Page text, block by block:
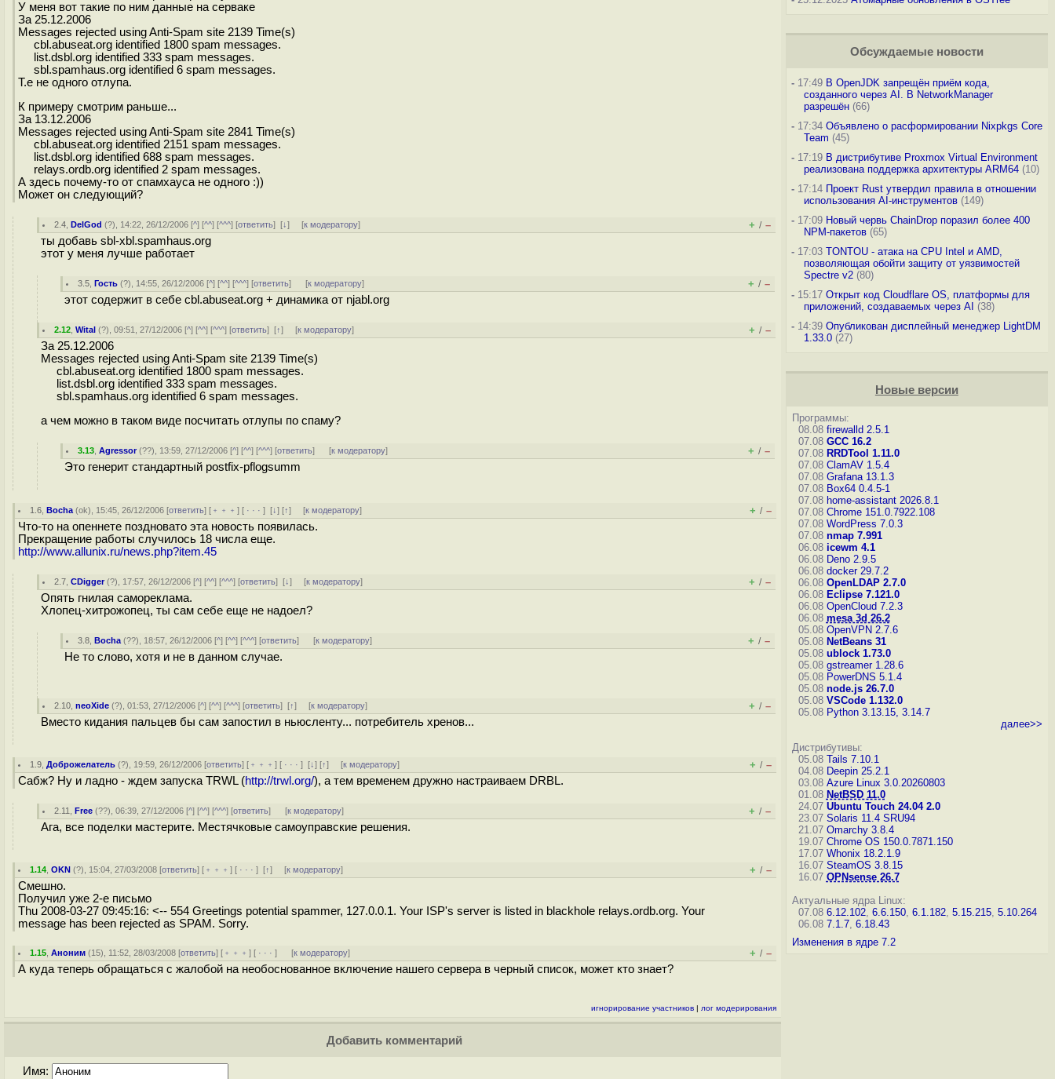
У меня вот такие по ним данные на серваке
За 25.12.2006
Messages rejected using Anti-Spam site 2139 Time(s)
cbl.abuseat.org identified 1800 spam messages.
list.dsbl.org identified 333 spam messages.
sbl.spamhaus.org identified 6 spam messages.
Т.е не одного отлупа.
К примеру смотрим раньше...
За 13.12.2006
Messages rejected using Anti-Spam site 2841 Time(s)
cbl.abuseat.org identified 2151 spam messages.
list.dsbl.org identified 688 spam messages.
relays.ordb.org identified 2 spam messages.
А здесь почему-то от спамхауса не одного :))
Может он следующий?
2.4 ,DelGod (?), 14:22, 26/12/2006 [^] [^^] [^^^] [ответить][↓] [к модератору] + / –
ты добавь sbl-xbl.spamhaus.org
этот у меня лучше работает
3.5 ,Гость (?), 14:55, 26/12/2006 [^] [^^] [^^^] [ответить] [к модератору] + / –
этот содержит в себе cbl.abuseat.org + динамика от njabl.org
2.12 ,Wital (?), 09:51, 27/12/2006 [^] [^^] [^^^] [ответить][↑] [к модератору] + / –
За 25.12.2006
Messages rejected using Anti-Spam site 2139 Time(s)
cbl.abuseat.org identified 1800 spam messages.
list.dsbl.org identified 333 spam messages.
sbl.spamhaus.org identified 6 spam messages.
а чем можно в таком виде посчитать отлупы по спаму?
3.13 ,Agressor(??), 13:59, 27/12/2006 [^] [^^] [^^^] [ответить] [к модератору] + / –
Это генерит стандартный postfix-pflogsumm
1.6 ,Bocha (ok), 15:45, 26/12/2006 [ответить] [ ﹢﹢﹢] [ · · ·][↓] [↑] [к модератору] + / –
Что-то на опеннете поздновато эта новость появилась.
Прекращение работы случилось 18 числа еще.
http://www.allunix.ru/news.php?item.45
2.7 ,CDigger(?), 17:57, 26/12/2006 [^] [^^] [^^^] [ответить][↓] [к модератору] + / –
Опять гнилая самореклама.
Хлопец-хитрожопец, ты сам себе еще не надоел?
3.8 ,Bocha (??), 18:57, 26/12/2006 [^] [^^] [^^^] [ответить] [к модератору] + / –
Не то слово, хотя и не в данном случае.
2.10 ,neoXide (?), 01:53, 27/12/2006 [^] [^^] [^^^] [ответить][↑] [к модератору] + / –
Вместо кидания пальцев бы сам запостил в ньюсленту... потребитель хренов...
1.9 ,Доброжелатель (?), 19:59, 26/12/2006 [ответить] [ ﹢﹢﹢] [ · · ·][↓] [↑] [к модератору] + / –
Сабж? Ну и ладно - ждем запуска TRWL (http://trwl.org/), а тем временем дружно настраиваем DRBL.
2.11 ,Free (??), 06:39, 27/12/2006 [^] [^^] [^^^] [ответить] [к модератору] + / –
Ага, все поделки мастерите. Местячковые самоуправские решения.
1.14 ,OKN (?), 15:04, 27/03/2008 [ответить] [ ﹢﹢﹢] [ · · ·][↑] [к модератору] + / –
Смешно.
Получил уже 2-е письмо
Thu 2008-03-27 09:45:16: <-- 554 Greetings potential spammer, 127.0.0.1. Your ISP's server is listed in blackhole relays.ordb.org. Your
message has been rejected as SPAM. Sorry.
1.15 ,Аноним (15), 11:52, 28/03/2008 [ответить] [ ﹢﹢﹢] [ · · ·] [к модератору] + / –
А куда теперь обращаться с жалобой на необоснованное включение нашего сервера в черный список, может кто знает?
игнорирование участников | лог модерирования
Добавить комментарий
Имя:
Обсуждаемые новости
-17:49 В OpenJDK запрещён приём кода,
созданного через AI. В NetworkManager
разрешён(66)
-17:34 Объявлено о расформировании Nixpkgs Core
Team (45)
-17:19 В дистрибутиве Proxmox Virtual Environment
реализована поддержка архитектуры ARM64(10)
-17:14 Проект Rust утвердил правила в отношении
использования AI-инструментов(149)
-17:09 Новый червь ChainDrop поразил более 400
NPM-пакетов(65)
-17:03 TONTOU - атака на CPU Intel и AMD,
позволяющая обойти защиту от уязвимостей
Spectre v2(80)
-15:17 Открыт код Cloudflare OS, платформы для
приложений, создаваемых через AI (38)
-14:39 Опубликован дисплейный менеджер LightDM
1.33.0(27)
Новые версии
Программы:
08.08 firewalld 2.5.1
07.08 GCC 16.2
07.08 RRDTool 1.11.0
07.08 ClamAV 1.5.4
07.08 Grafana 13.1.3
07.08 Box64 0.4.5-1
07.08 home-assistant 2026.8.1
07.08 Chrome 151.0.7922.108
07.08 WordPress 7.0.3
07.08 nmap 7.991
06.08 icewm 4.1
06.08 Deno 2.9.5
06.08 docker 29.7.2
06.08 OpenLDAP 2.7.0
06.08 Eclipse 7.121.0
06.08 OpenCloud 7.2.3
06.08 mesa 3d 26.2
05.08 OpenVPN 2.7.6
05.08 NetBeans 31
05.08 ublock 1.73.0
05.08 gstreamer 1.28.6
05.08 PowerDNS 5.1.4
05.08 node.js 26.7.0
05.08 VSCode 1.132.0
05.08 Python 3.13.15, 3.14.7
далее>>
Дистрибутивы:
05.08 Tails 7.10.1
04.08 Deepin 25.2.1
03.08 Azure Linux 3.0.20260803
01.08 NetBSD 11.0
24.07 Ubuntu Touch 24.04 2.0
23.07 Solaris 11.4 SRU94
21.07 Omarchy 3.8.4
19.07 Chrome OS 150.0.7871.150
17.07 Whonix 18.2.1.9
16.07 SteamOS 3.8.15
16.07 OPNsense 26.7
Актуальные ядра Linux:
07.08 6.12.102, 6.6.150, 6.1.182, 5.15.215, 5.10.264
06.08 7.1.7, 6.18.43
Изменения в ядре 7.2